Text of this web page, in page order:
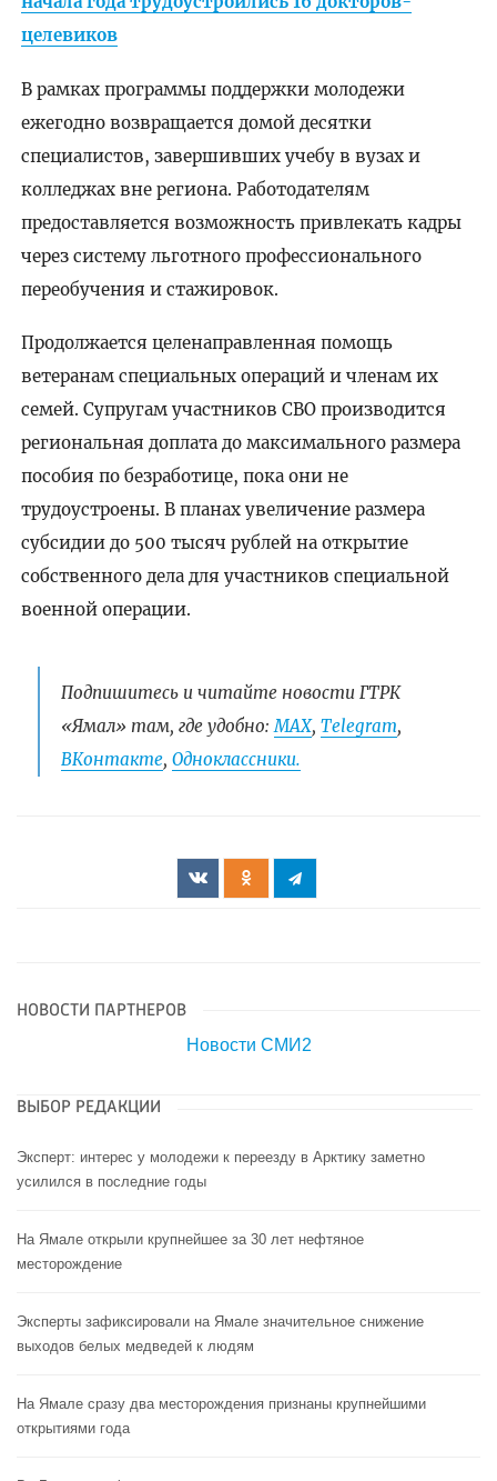
целевиков
В рамках программы поддержки молодежи
ежегодно возвращается домой десятки
специалистов, завершивших учебу в вузах и
колледжах вне региона. Работодателям
предоставляется возможность привлекать кадры
через систему льготного профессионального
переобучения и стажировок.
Продолжается целенаправленная помощь
ветеранам специальных операций и членам их
семей. Супругам участников СВО производится
региональная доплата до максимального размера
пособия по безработице, пока они не
трудоустроены. В планах увеличение размера
субсидии до 500 тысяч рублей на открытие
собственного дела для участников специальной
военной операции.
Подпишитесь и читайте новости ГТРК
«Ямал» там, где удобно:МАХ, Telegram,
ВКонтакте, Одноклассники.
НОВОСТИ ПАРТНЕРОВ
Новости СМИ2
ВЫБОР РЕДАКЦИИ
Эксперт: интерес у молодежи к переезду в Арктику заметно
усилился в последние годы
На Ямале открыли крупнейшее за 30 лет нефтяное
месторождение
Эксперты зафиксировали на Ямале значительное снижение
выходов белых медведей к людям
На Ямале сразу два месторождения признаны крупнейшими
открытиями года